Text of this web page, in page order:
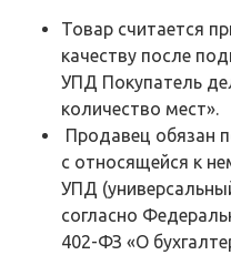
Товар считается
качеству после
УПД Покупатель
количество мест».
Продавец обязан
с относящейся к
УПД
согласно
402-ФЗ «О